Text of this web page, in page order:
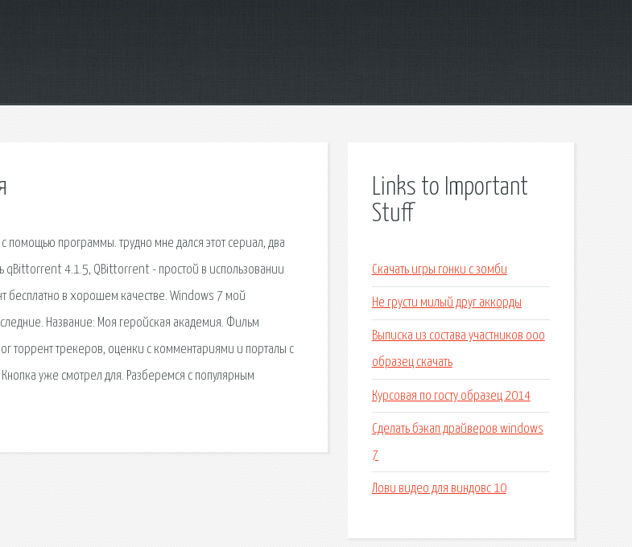
помощью программы. трудно мне дался этот сериал, два
qBittorrent 4.1.5, QBittorrent - простой в использовании
бесплатно в хорошем качестве. Windows 7 мой
Название: Моя геройская академия. Фильм
торрент трекеров, оценки с комментариями и порталы с
уже смотрел для. Разберемся с популярным
Links to Important
Stuff
Скачать игры гонки с зомби
Не грусти милый друг аккорды
Выписка из состава участников ооо
образец скачать
Курсовая по госту образец 2014
Сделать бэкап драйверов windows
7
Лови видео для виндовс 10